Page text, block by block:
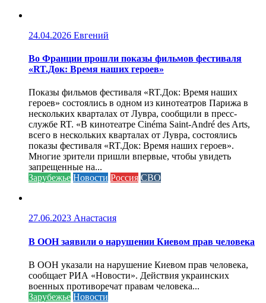
24.04.2026 Евгений
Во Франции прошли показы фильмов фестиваля
«RT.Док: Время наших героев»
Показы фильмов фестиваля «RT.Док: Время наших
героев» состоялись в одном из кинотеатров Парижа в
нескольких кварталах от Лувра, сообщили в пресс-
службе RT. «В кинотеатре Cinéma Saint-André des Arts,
всего в нескольких кварталах от Лувра, состоялись
показы фестиваля «RT.Док: Время наших героев».
Многие зрители пришли впервые, чтобы увидеть
запрещенные на...
Зарубежье Новости Россия СВО
27.06.2023 Анастасия
В ООН заявили о нарушении Киевом прав человека
В ООН указали на нарушение Киевом прав человека,
сообщает РИА «Новости». Действия украинских
военных противоречат правам человека...
Зарубежье Новости